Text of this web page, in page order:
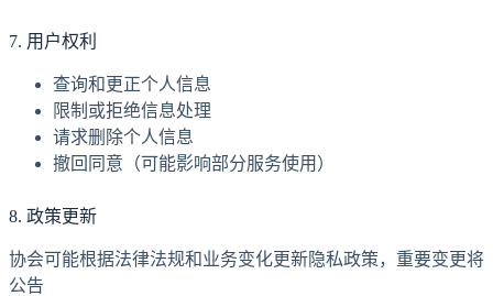
7. 用户权利
查询和更正个人信息
限制或拒绝信息处理
请求删除个人信息
撤回同意（可能影响部分服务使用）
8. 政策更新
协会可能根据法律法规和业务变化更新隐私政策，重要变更将
公告